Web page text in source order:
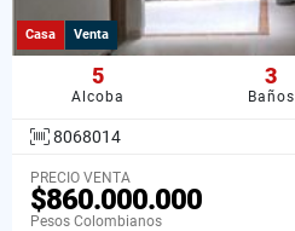
Casa Venta
5
Alcoba
3
Baños
8068014
PRECIO VENTA
$860.000.000
Pesos Colombianos